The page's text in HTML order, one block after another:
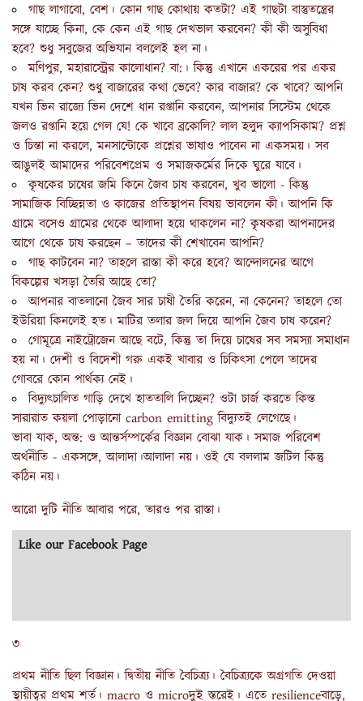
গাছ লাগাবো, বেশ। কোন গাছ কোথায় কতটা? এই গাছটা বাস্তুতন্ত্রের
সঙ্গে যাচ্ছে কিনা, কে কেন এই গাছ দেখভাল করবেন? কী কী অসুবিধা
হবে? শুধু সবুজের অভিযান বললেই হল না।
মণিপুর, মহারাস্ট্রের কালোধান? বা:। কিন্তু এখানে একরের পর একর
চাষ করব কেন? শুধু বাজারের কথা ভেবে? কার বাজার? কে খাবে? আপনি
যখন ভিন রাজ‍্যে ভিন দেশে ধান রপ্তানি করবেন, আপনার সিস্টেম থেকে
জলও রপ্তানি হয়ে গেল যে! কে খাবে ব্রকোলি? লাল হলুদ ক‍্যাপসিকাম? প্রশ্ন
ও চিন্তা না করলে, মনসান্টোকে প্রশ্নের ভাষাও পাবেন না একসময়। সব
আঙুলই আমাদের পরিবেশপ্রেম ও সমাজকর্মের দিকে ঘুরে যাবে।
কৃষকের চাষের জমি কিনে জৈব চাষ করবেন, খুব ভালো - কিন্তু
সামাজিক বিচ্ছিন্নতা ও কাজের প্রতিস্থাপন বিষয় ভাবলেন কী। আপনি কি
গ্রামে বসেও গ্রামের থেকে আলাদা হয়ে থাকলেন না? কৃষকরা আপনাদের
আগে থেকে চাষ করছেন – তাদের কী শেখাবেন আপনি?
গাছ কাটবেন না? তাহলে রাস্তা কী করে হবে? আন্দোলনের আগে
বিকল্পের খসড়া তৈরি আছে তো?
আপনার বাতলানো জৈব সার চাষী তৈরি করেন, না কেনেন? তাহলে তো
ইউরিয়া কিনলেই হত। মাটির তলার জল দিয়ে আপনি জৈব চাষ করেন?
গোমূত্রে নাইট্রোজেন আছে বটে, কিন্তু তা দিয়ে চাষের সব সমস‍্যা সমাধান
হয় না। দেশী ও বিদেশী গরু একই খাবার ও চিকিৎসা পেলে তাদের
গোবরে কোন পার্থক‍্য নেই।
বিদ‍্যুৎচালিত গাড়ি দেখে হাততালি দিচ্ছেন? ওটা চার্জ করতে কিন্ত
সারারাত কয়লা পোড়ানো carbon emitting বিদ‍্যুতই লেগেছে।
ভাবা যাক, অন্ত: ও আন্তর্সম্পর্কের বিজ্ঞান বোঝা যাক। সমাজ পরিবেশ
অর্থনীতি - একসঙ্গে, আলাদা।আলাদা নয়। ওই যে বললাম জটিল কিন্তু
কঠিন নয়।
আরো দুটি নীতি আবার পরে, তারও পর রাস্তা।
Like our Facebook Page
৩
প্রথম নীতি ছিল বিজ্ঞান। দ্বিতীয় নীতি বৈচিত্র‍্য। বৈচিত্র‍্যকে অগ্রগতি দেওয়া
স্থায়ীত্বর প্রথম শর্ত। macro ও microদুই স্তরেই। এতে resilienceবাড়ে,